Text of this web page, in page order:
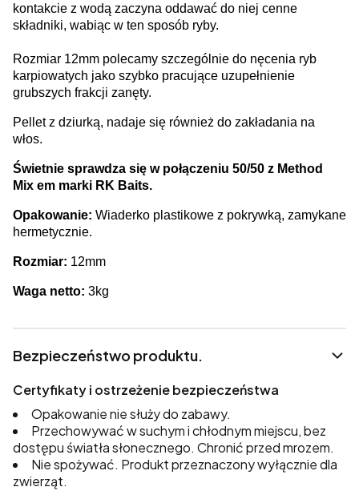
kontakcie z wodą zaczyna oddawać do niej cenne
składniki, wabiąc w ten sposób ryby.
Rozmiar 12mm polecamy szczególnie do nęcenia ryb
karpiowatych jako szybko pracujące uzupełnienie
grubszych frakcji zanęty.
Pellet z dziurką, nadaje się również do zakładania na
włos.
Świetnie sprawdza się w połączeniu 50/50 z Method
Mix em marki RK Baits.
Opakowanie: Wiaderko plastikowe z pokrywką, zamykane
hermetycznie.
Rozmiar: 12mm
Waga netto: 3kg
Bezpieczeństwo produktu.
Certyfikaty i ostrzeżenie bezpieczeństwa
Opakowanie nie służy do zabawy.
Przechowywać w suchym i chłodnym miejscu, bez
dostępu światła słonecznego. Chronić przed mrozem.
Nie spożywać. Produkt przeznaczony wyłącznie dla
zwierząt.